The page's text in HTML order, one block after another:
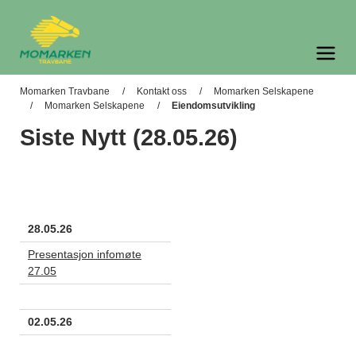
Momarken Travbane Kontakt oss
Momarken Selskapene
Momarken Selskapene
Eiendomsutvikling
Siste Nytt (28.05.26)
28.05.26
Presentasjon infomøte
27.05
02.05.26